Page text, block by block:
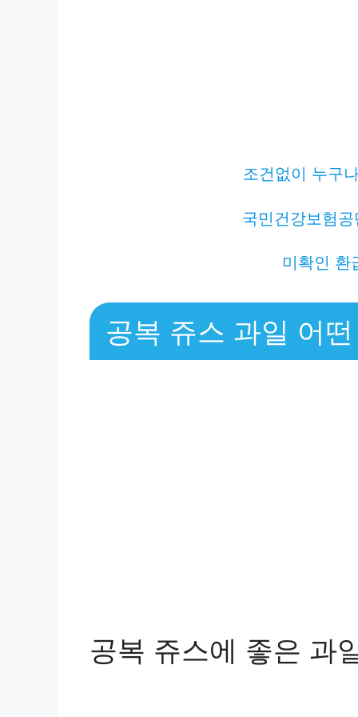
조건없이 누구
국민건강보험
미확인 환
공복 쥬스 과일 어
공복 쥬스에 좋은 과